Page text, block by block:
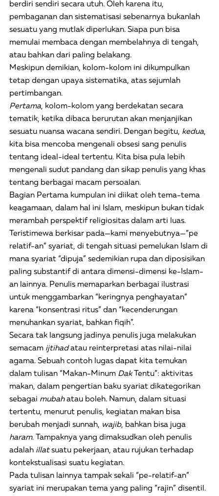
berdiri sendiri secara utuh. Oleh karena itu,
pembaganan dan sistematisasi sebenarnya bukanlah
sesuatu yang mutlak diperlukan. Siapa pun bisa
memulai membaca dengan membelahnya di tengah,
atau bahkan dari paling belakang.
Meskipun demikian, kolom-kolom ini dikumpulkan
tetap dengan upaya sistematika, atas sejumlah
pertimbangan.
Pertama, kolom-kolom yang berdekatan secara
tematik, ketika dibaca berurutan akan menjanjikan
sesuatu nuansa wacana sendiri. Dengan begitu, kedua,
kita bisa mencoba mengenali obsesi sang penulis
tentang ideal-ideal tertentu. Kita bisa pula lebih
mengenali sudut pandang dan sikap penulis yang khas
tentang berbagai macam persoalan.
Bagian Pertama kumpulan ini diikat oleh tema-tema
keagamaan, dalam hal ini Islam, meskipun bukan tidak
merambah perspektif religiositas dalam arti luas.
Teristimewa berkisar pada—kami menyebutnya—“pe
relatif-an” syariat, di tengah situasi pemelukan Islam di
mana syariat “dipuja” sedemikian rupa dan diposisikan
paling substantif di antara dimensi-dimensi ke-Islam-
an lainnya. Penulis memaparkan berbagai ilustrasi
untuk menggambarkan “keringnya penghayatan”
karena “konsentrasi ritus” dan “kecenderungan
menuhankan syariat, bahkan fiqih”.
Secara tak langsung jadinya penulis juga melakukan
semacam ijtihadatau reinterpretasi atas nilai-nilai
agama. Sebuah contoh lugas dapat kita temukan
dalam tulisan “Makan-Minum DakTentu”: aktivitas
makan, dalam pengertian baku syariat dikategorikan
sebagai mubahatau boleh. Namun, dalam situasi
tertentu, menurut penulis, kegiatan makan bisa
berubah menjadi sunnah, wajib, bahkan bisa juga
haram. Tampaknya yang dimaksudkan oleh penulis
adalah illatsuatu pekerjaan, atau rujukan terhadap
kontekstualisasi suatu kegiatan.
Pada tulisan lainnya tampak sekali “pe-relatif-an”
syariat ini merupakan tema yang paling “rajin” disentil.